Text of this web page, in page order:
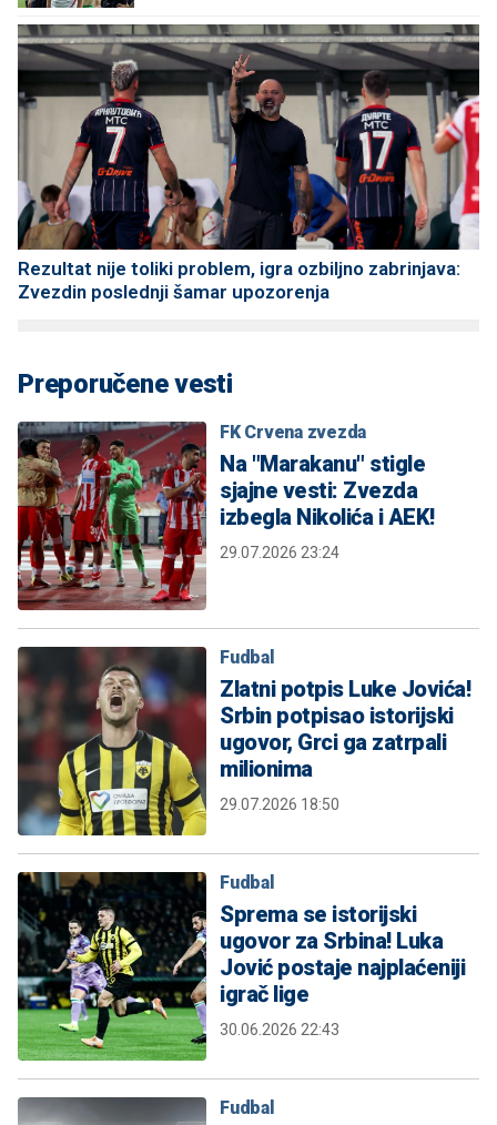
Rezultat nije toliki problem, igra ozbiljno zabrinjava:
Zvezdin poslednji šamar upozorenja
Preporučene vesti
FK Crvena zvezda
Na "Marakanu" stigle
sjajne vesti: Zvezda
izbegla Nikolića i AEK!
29.07.2026 23:24
Fudbal
Zlatni potpis Luke Jovića!
Srbin potpisao istorijski
ugovor, Grci ga zatrpali
milionima
29.07.2026 18:50
Fudbal
Sprema se istorijski
ugovor za Srbina! Luka
Jović postaje najplaćeniji
igrač lige
30.06.2026 22:43
Fudbal